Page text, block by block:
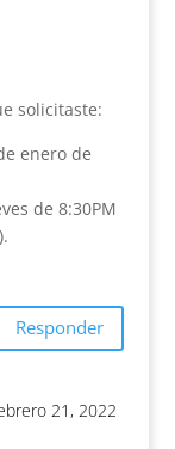
solicitaste:
enero de
de 8:30PM
Responder
21, 2022